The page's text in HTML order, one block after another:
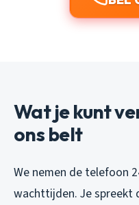
Wat je kunt
ons belt
We nemen de telefoon
wachttijden. Je spreekt